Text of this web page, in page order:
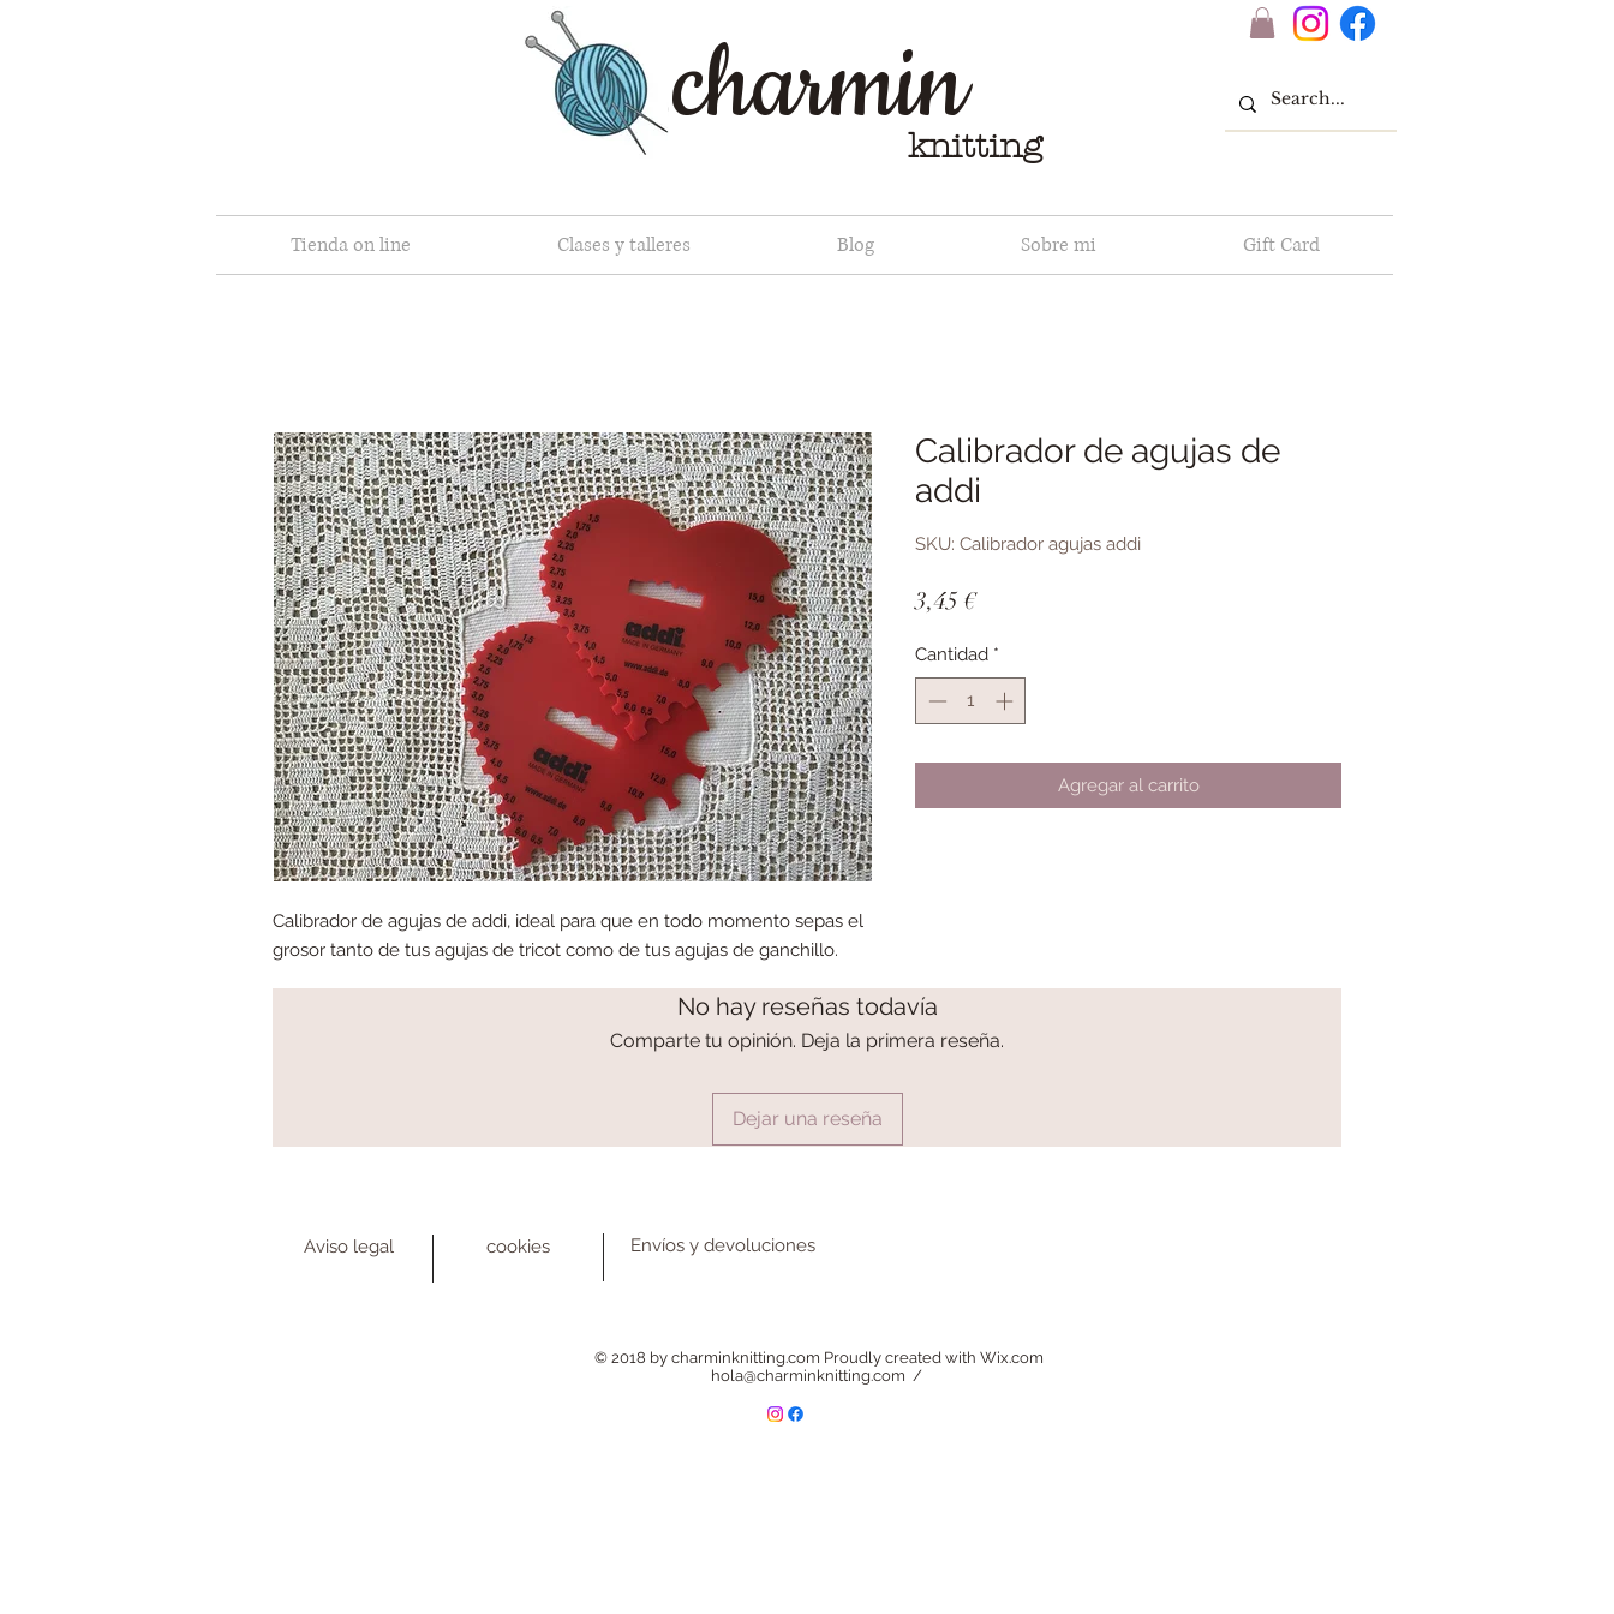
charminknitting
Tienda on line Clases y talleres Blog Sobre mi Gift Card
Calibrador de agujas de addi, ideal para que en todo momento sepas el
grosor tanto de tus agujas de tricot como de tus agujas de ganchillo.
Calibrador de agujas de
addi
SKU: Calibrador agujas addi
3,45 €Precio
Cantidad *
Agregar al carrito
No hay reseñas todavía
Comparte tu opinión. Deja la primera reseña.
Dejar una reseña
Aviso legal cookies Envíos y devoluciones
© 2018 by charminknitting.com Proudly created with Wix.com
hola@charminknitting.com /